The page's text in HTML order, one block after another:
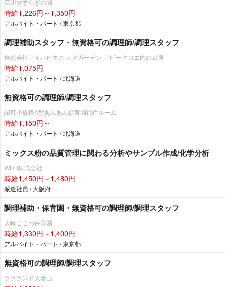
深川やすらぎの園
時給1,226円～1,350円
アルバイト・パート / 東京都
調理補助スタッフ・無資格可の調理師/調理スタッフ
株式会社アイハピネス ノアガーデン アビークロエ内の厨房
時給1,075円
アルバイト・パート / 北海道
無資格可の調理師/調理スタッフ
認可小規模A型あんあん保育園福住ルーム
時給1,150円～
アルバイト・パート / 北海道
ミックス粉の品質管理に関わる分析やサンプル作成/化学分析
WDB株式会社
時給1,450円～1,480円
派遣社員 / 大阪府
調理補助・保育園・無資格可の調理師/調理スタッフ
大崎ここわ保育園
時給1,330円～1,400円
アルバイト・パート / 東京都
無資格可の調理師/調理スタッフ
ララランド大倉山